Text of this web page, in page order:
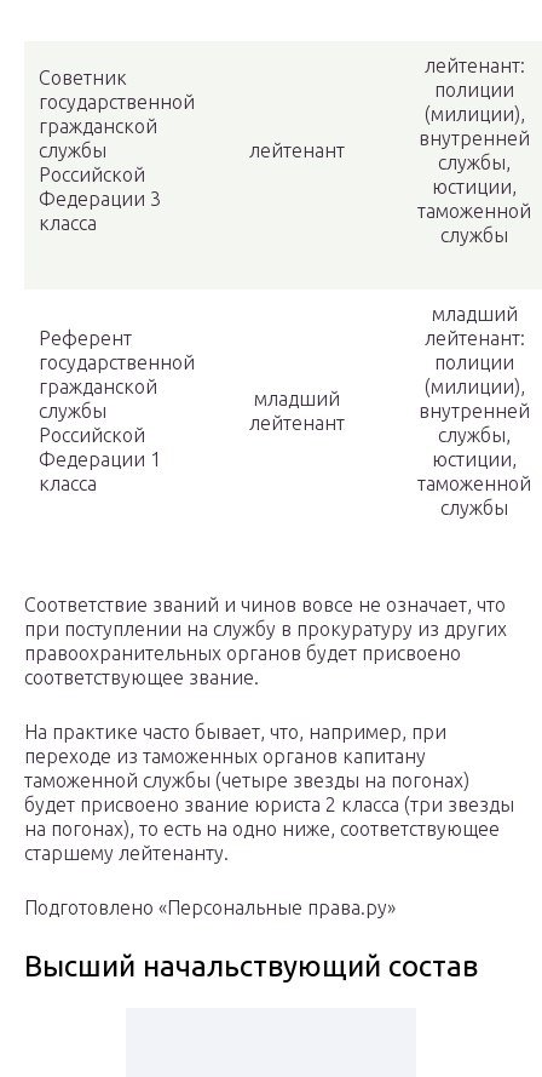
Советник
государственной
гражданской
службы
Российской
Федерации 3
класса
лейтенант
лейтенант:
полиции
(милиции),
внутренней
службы,
юстиции,
таможенной
службы
Референт
государственной
гражданской
службы
Российской
Федерации 1
класса
младший
лейтенант
младший
лейтенант:
полиции
(милиции),
внутренней
службы,
юстиции,
таможенной
службы
Соответствие званий и чинов вовсе не означает, что
при поступлении на службу в прокуратуру из других
правоохранительных органов будет присвоено
соответствующее звание.
На практике часто бывает, что, например, при
переходе из таможенных органов капитану
таможенной службы (четыре звезды на погонах)
будет присвоено звание юриста 2 класса (три звезды
на погонах), то есть на одно ниже, соответствующее
старшему лейтенанту.
Подготовлено «Персональные права.ру»
Высший начальствующий состав